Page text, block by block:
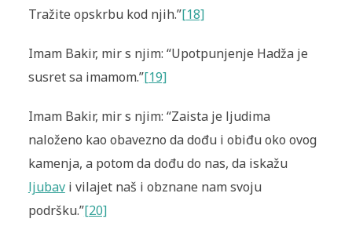
Tražite opskrbu kod njih.”[18]
Imam Bakir, mir s njim: “Upotpunjenje Hadža je
susret sa imamom.”[19]
Imam Bakir, mir s njim: “Zaista je ljudima
naloženo kao obavezno da dođu i obiđu oko ovog
kamenja, a potom da dođu do nas, da iskažu
ljubavi vilajet naš i obznane nam svoju
podršku.”[20]